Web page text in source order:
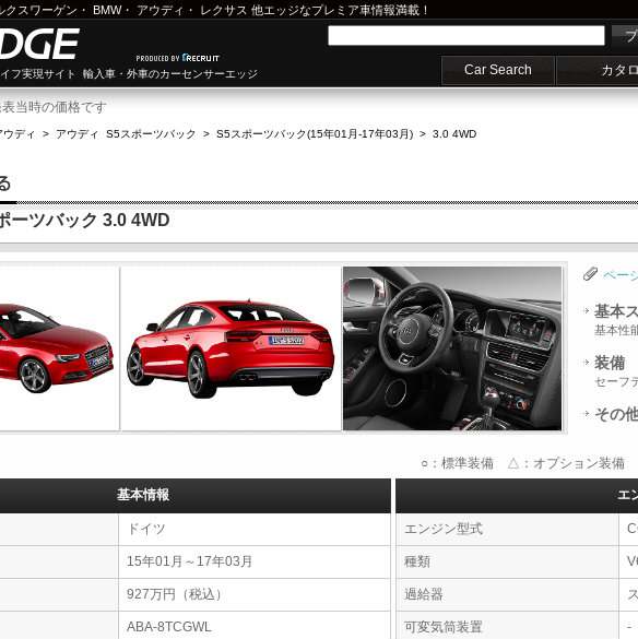
クスワーゲン ・ BMW・ アウディ ・ レクサス 他エッジなプレミア車情報満載！
フ実現サイト 輸入車・外車のカーセンサーエッジ Car Search カタ
当時の価格です
ウディ > アウディ S5スポーツバック > S5スポーツバック(15年01月-17年03月) > 3.0 4WD
ーツバック 3.0 4WD
ペー
基本
基本性
装備
セーフ
その
○：標準装備 △：オプション装備 -
基本情報
ドイツ
15年01月～17年03月
927万円（税込）
ABA-8TCGWL
エ
エンジン型式
種類
過給器
可変気筒装置 -